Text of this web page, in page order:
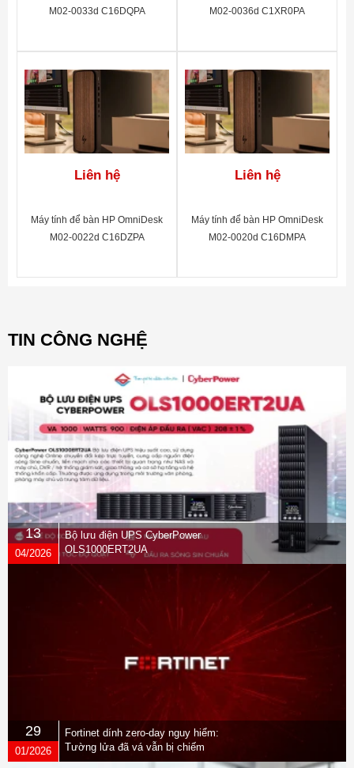
M02-0033d C16DQPA
M02-0036d C1XR0PA
Liên hệ
Máy tính để bàn HP OmniDesk
M02-0022d C16DZPA
Liên hệ
Máy tính để bàn HP OmniDesk
M02-0020d C16DMPA
TIN CÔNG NGHỆ
13
04/2026
Bộ lưu điện UPS CyberPower
OLS1000ERT2UA
29
01/2026
Fortinet dính zero-day nguy hiểm:
Tường lửa đã vá vẫn bị chiếm
quyền